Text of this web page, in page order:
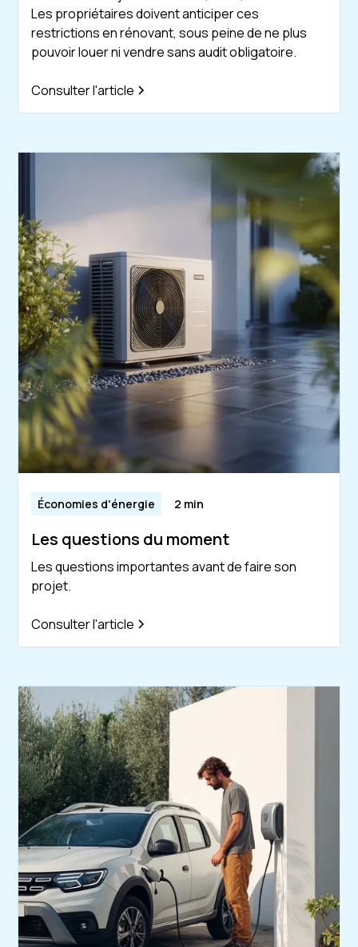
Les propriétaires doivent anticiper ces
restrictions en rénovant, sous peine de ne plus
pouvoir louer ni vendre sans audit obligatoire.
Consulter l'article
Économies d'énergie 2 min
Les questions du moment
Les questions importantes avant de faire son
projet.
Consulter l'article